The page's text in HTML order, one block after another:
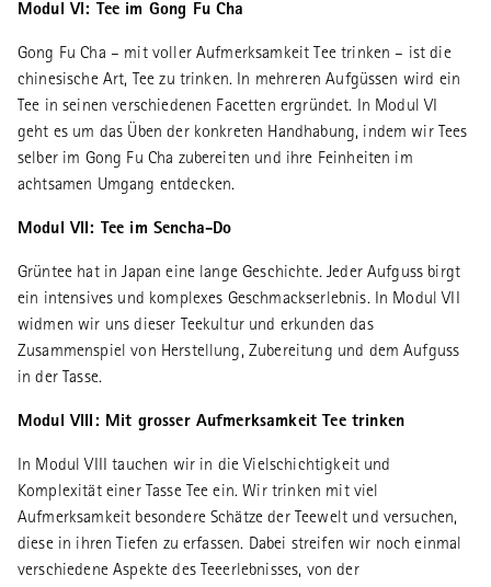
Modul VI: Tee im Gong Fu Cha
Gong Fu Cha – mit voller Aufmerksamkeit Tee trinken – ist die
chinesische Art, Tee zu trinken. In mehreren Aufgüssen wird ein
Tee in seinen verschiedenen Facetten ergründet. In Modul VI
geht es um das Üben der konkreten Handhabung, indem wir Tees
selber im Gong Fu Cha zubereiten und ihre Feinheiten im
achtsamen Umgang entdecken.
Modul VII: Tee im Sencha-Do
Grüntee hat in Japan eine lange Geschichte. Jeder Aufguss birgt
ein intensives und komplexes Geschmackserlebnis. In Modul VII
widmen wir uns dieser Teekultur und erkunden das
Zusammenspiel von Herstellung, Zubereitung und dem Aufguss
in der Tasse.
Modul VIII: Mit grosser Aufmerksamkeit Tee trinken
In Modul VIII tauchen wir in die Vielschichtigkeit und
Komplexität einer Tasse Tee ein. Wir trinken mit viel
Aufmerksamkeit besondere Schätze der Teewelt und versuchen,
diese in ihren Tiefen zu erfassen. Dabei streifen wir noch einmal
verschiedene Aspekte des Teeerlebnisses, von der